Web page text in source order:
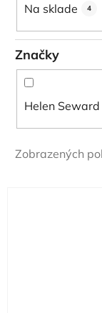
o
Na sklade 4
Značky
Helen Seward
Zobrazených